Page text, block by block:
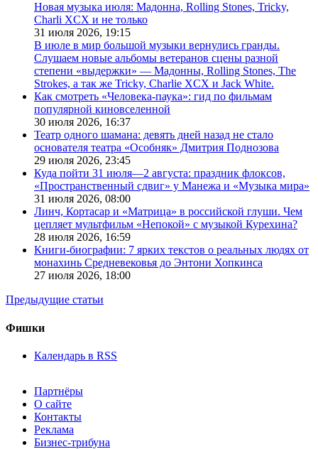
Новая музыка июля: Мадонна, Rolling Stones, Tricky,
Charli XCX и не только
31 июля 2026, 19:15
В июле в мир большой музыки вернулись гранды.
Слушаем новые альбомы ветеранов сцены разной
степени «выдержки» — Мадонны, Rolling Stones, The
Strokes, а так же Tricky, Charlie XCX и Jack White.
Как смотреть «Человека-паука»: гид по фильмам
популярной киновселенной
30 июля 2026, 16:37
Театр одного шамана: девять дней назад не стало
основателя театра «Особняк» Дмитрия Поднозова
29 июля 2026, 23:45
Куда пойти 31 июля—2 августа: праздник флоксов,
«Пространственный сдвиг» у Манежа и «Музыка мира»
31 июля 2026, 08:00
Линч, Кортасар и «Матрица» в российской глуши. Чем
цепляет мультфильм «Непокой» с музыкой Курехина?
28 июля 2026, 16:59
Книги-биографии: 7 ярких текстов о реальных людях от
монахинь Средневековья до Энтони Хопкинса
27 июля 2026, 18:00
Предыдущие статьи
Фишки
Календарь в RSS
Партнёры
О сайте
Контакты
Реклама
Бизнес-трибуна